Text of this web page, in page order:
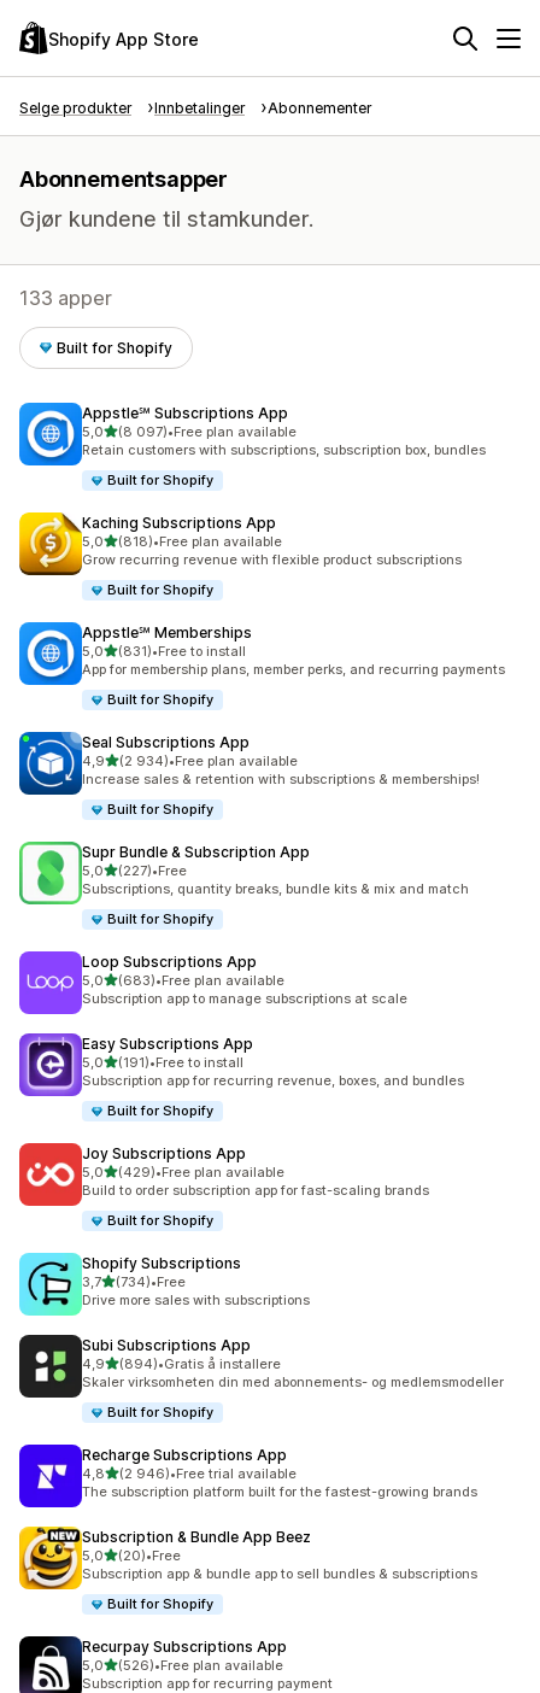
Shopify App Store
Selge produkter Innbetalinger Abonnementer
Abonnementsapper
Gjør kundene til stamkunder.
133 apper
Built for Shopify
Appstle℠ Subscriptions App
5,0av 5 stjerner
(8 097)
Totalt 8097 omtaler
•Free plan available
Retain customers with subscriptions, subscription box, bundles
Built for Shopify
Kaching Subscriptions App
5,0av 5 stjerner
(818)
Totalt 818 omtaler
•Free plan available
Grow recurring revenue with flexible product subscriptions
Built for Shopify
Appstle℠ Memberships
5,0av 5 stjerner
(831)
Totalt 831 omtaler
•Free to install
App for membership plans, member perks, and recurring payments
Built for Shopify
Seal Subscriptions App
4,9av 5 stjerner
(2 934)
Totalt 2934 omtaler
•Free plan available
Increase sales & retention with subscriptions & memberships!
Built for Shopify
Supr Bundle & Subscription App
5,0av 5 stjerner
(227)
Totalt 227 omtaler
•Free
Subscriptions, quantity breaks, bundle kits & mix and match
Built for Shopify
Loop Subscriptions App
5,0av 5 stjerner
(683)
Totalt 683 omtaler
•Free plan available
Subscription app to manage subscriptions at scale
Easy Subscriptions App
5,0av 5 stjerner
(191)
Totalt 191 omtaler
•Free to install
Subscription app for recurring revenue, boxes, and bundles
Built for Shopify
Joy Subscriptions App
5,0av 5 stjerner
(429)
Totalt 429 omtaler
•Free plan available
Build to order subscription app for fast-scaling brands
Built for Shopify
Shopify Subscriptions
3,7av 5 stjerner
(734)
Totalt 734 omtaler
•Free
Drive more sales with subscriptions
Subi Subscriptions App
4,9av 5 stjerner
(894)
Totalt 894 omtaler
•Gratis å installere
Skaler virksomheten din med abonnements- og medlemsmodeller
Built for Shopify
Recharge Subscriptions App
4,8av 5 stjerner
(2 946)
Totalt 2946 omtaler
•Free trial available
The subscription platform built for the fastest-growing brands
Subscription & Bundle App Beez
5,0av 5 stjerner
(20)
Totalt 20 omtaler
•Free
Subscription app & bundle app to sell bundles & subscriptions
Built for Shopify
Recurpay Subscriptions App
5,0av 5 stjerner
(526)
Totalt 526 omtaler
•Free plan available
Subscription app for recurring payment